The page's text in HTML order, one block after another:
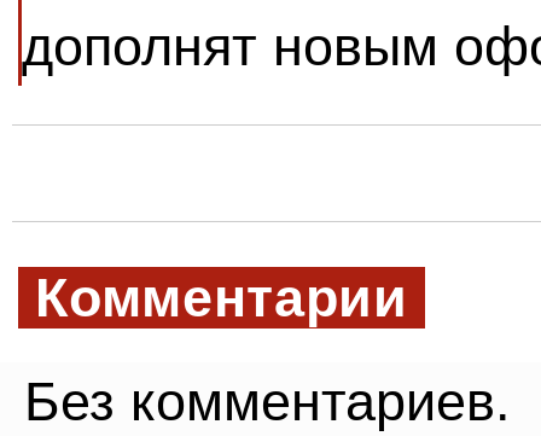
дополнят новым
Комментарии
Без комментариев.